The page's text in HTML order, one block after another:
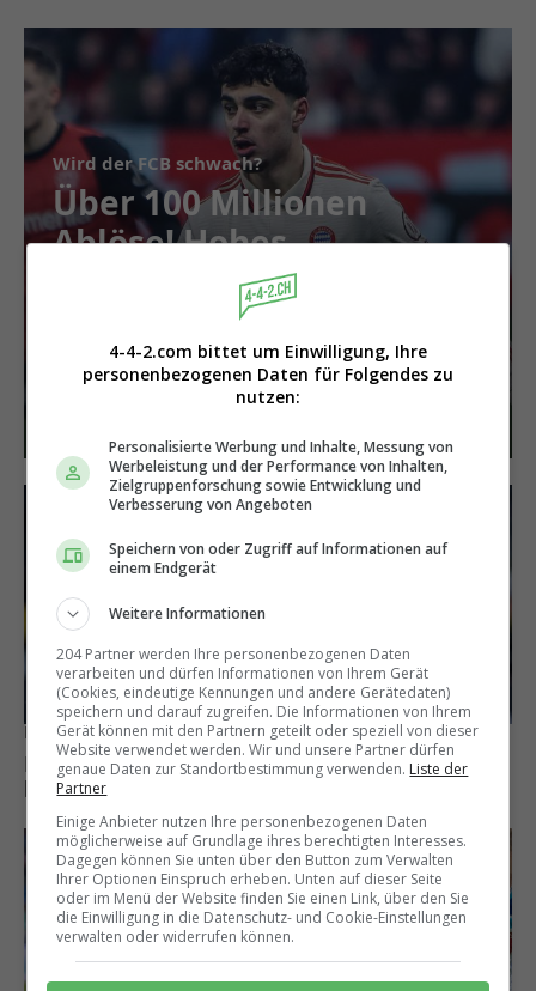
Wird der FCB schwach?
Über 100 Millionen
Ablöse! Hohes
Angebot für Bayern-
Bleibt vorerst in München
Michael Olise lehnt Liverpool ab und hat
künftig einen anderen Wunschklub
4-4-2.com bittet um Einwilligung, Ihre
personenbezogenen Daten für Folgendes zu
nutzen:
Personalisierte Werbung und Inhalte, Messung von
Werbeleistung und der Performance von Inhalten,
Zielgruppenforschung sowie Entwicklung und
Verbesserung von Angeboten
Speichern von oder Zugriff auf Informationen auf
einem Endgerät
Weitere Informationen
204 Partner werden Ihre personenbezogenen Daten
verarbeiten und dürfen Informationen von Ihrem Gerät
(Cookies, eindeutige Kennungen und andere Gerätedaten)
speichern und darauf zugreifen. Die Informationen von Ihrem
Gerät können mit den Partnern geteilt oder speziell von dieser
Website verwendet werden. Wir und unsere Partner dürfen
genaue Daten zur Standortbestimmung verwenden. Liste der
Partner
Einige Anbieter nutzen Ihre personenbezogenen Daten
möglicherweise auf Grundlage ihres berechtigten Interesses.
Dagegen können Sie unten über den Button zum Verwalten
Ihrer Optionen Einspruch erheben. Unten auf dieser Seite
oder im Menü der Website finden Sie einen Link, über den Sie
die Einwilligung in die Datenschutz- und Cookie-Einstellungen
verwalten oder widerrufen können.